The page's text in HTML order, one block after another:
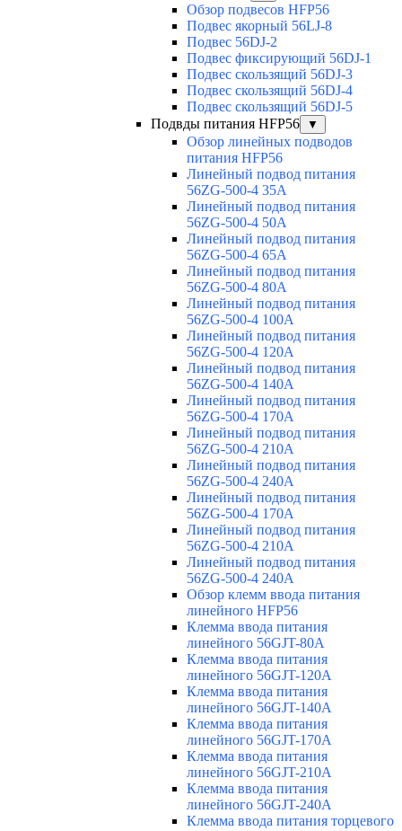
Обзор подвесов HFP56
Подвес якорный 56LJ-8
Подвес 56DJ-2
Подвес фиксирующий 56DJ-1
Подвес скользящий 56DJ-3
Подвес скользящий 56DJ-4
Подвес скользящий 56DJ-5
Подвды питания HFP56
▼
Обзор линейных подводов
питания HFP56
Линейный подвод питания
56ZG-500-4 35A
Линейный подвод питания
56ZG-500-4 50A
Линейный подвод питания
56ZG-500-4 65A
Линейный подвод питания
56ZG-500-4 80A
Линейный подвод питания
56ZG-500-4 100A
Линейный подвод питания
56ZG-500-4 120A
Линейный подвод питания
56ZG-500-4 140A
Линейный подвод питания
56ZG-500-4 170A
Линейный подвод питания
56ZG-500-4 210A
Линейный подвод питания
56ZG-500-4 240A
Линейный подвод питания
56ZG-500-4 170A
Линейный подвод питания
56ZG-500-4 210A
Линейный подвод питания
56ZG-500-4 240A
Обзор клемм ввода питания
линейного HFP56
Клемма ввода питания
линейного 56GJT-80A
Клемма ввода питания
линейного 56GJT-120A
Клемма ввода питания
линейного 56GJT-140A
Клемма ввода питания
линейного 56GJT-170A
Клемма ввода питания
линейного 56GJT-210A
Клемма ввода питания
линейного 56GJT-240A
Клемма ввода питания торцевого